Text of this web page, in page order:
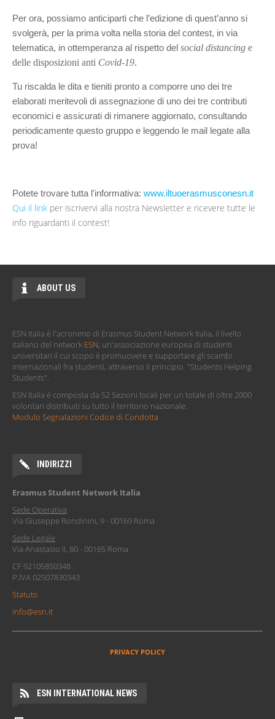
Per ora, possiamo anticiparti che l’edizione di quest’anno si
svolgerà, per la prima volta nella storia del contest, in via
telematica, in ottemperanza al rispetto del social distancing e
delle disposizioni anti Covid-19.
Tu riscalda le dita e tieniti pronto a comporre uno dei tre
elaborati meritevoli di assegnazione di uno dei tre contributi
economici e assicurati di rimanere aggiornato, consultando
periodicamente questo gruppo e leggendo le mail legate alla
prova!
Potete trovare tutta l'informativa: www.iltuoerasmusconesn.it
Qui il link per iscrivervi alla nostra Newsletter e ricevere tutte le
info riguardanti il contest!
ABOUT US
ESN Italia è l'acronimo di Erasmus Student Network Italia, il livello
italiano del network ESN, un'associazione europea di studenti
universitari il cui scopo è promuovere e supportare gli scambi
internazionali fra studenti, attraverso il principio "Students Helping
Students".
ESN Italia è composta da 52 Sezioni locali per un totale di oltre 2000
volontari distribuiti su tutto il territorio nazionale.
Modulo Segnalazioni Codice di Condotta
INDIRIZZI
Erasmus Student Network Italia
Sede Operativa
Via Giuseppe Rondinini, 9 - 00169 Roma
Sede Legale
Via Anastasio II, 80 - 00165 Roma
CF 92105850348
P.IVA 02507830343
Statuto
info@esn.it
PRIVACY POLICY
ESN INTERNATIONAL NEWS